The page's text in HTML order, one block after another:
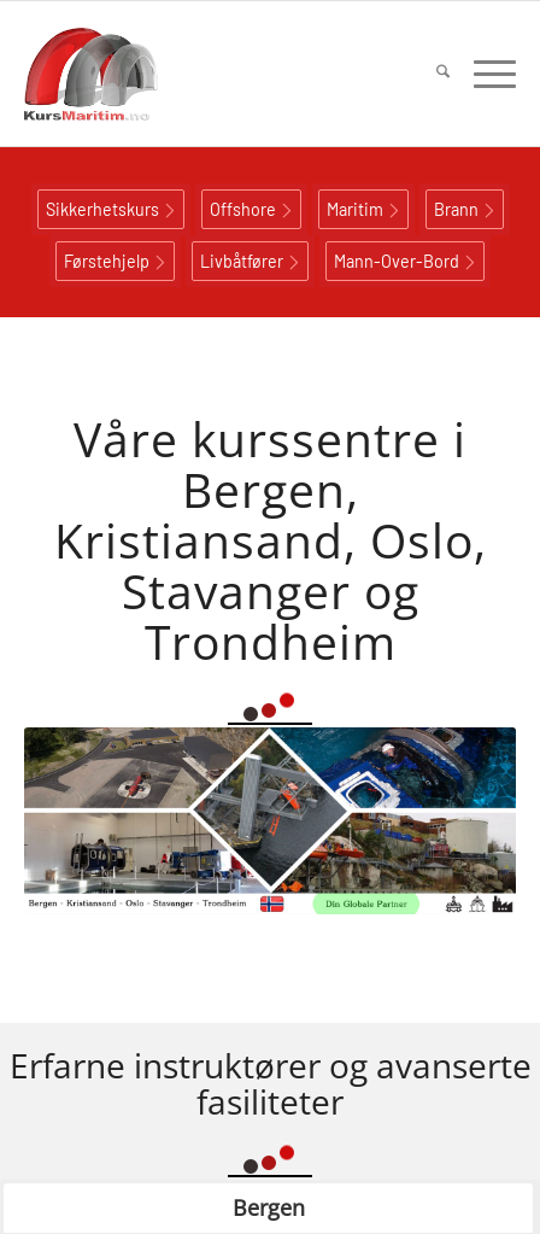
Sikkerhetskurs Offshore Maritim Brann
Førstehjelp Livbåtfører Mann-Over-Bord
Våre kurssentre i
Bergen,
Kristiansand, Oslo,
Stavanger og
Trondheim
Erfarne instruktører og avanserte
fasiliteter
Bergen